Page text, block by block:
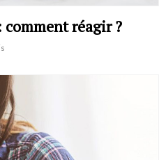
comment réagir ?